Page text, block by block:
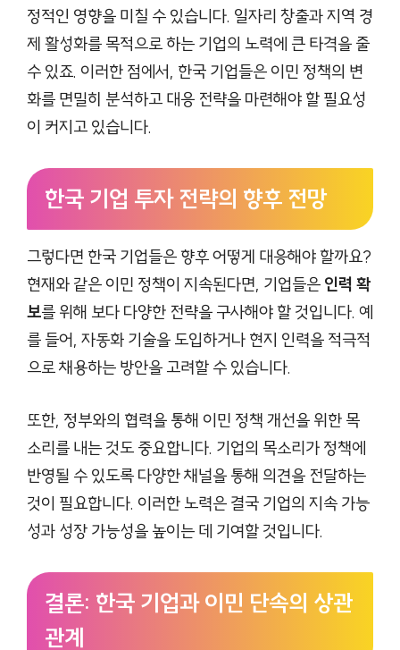
정적인 영향을 미칠 수 있습니다. 일자리 창출과 지역 경
제 활성화를 목적으로 하는 기업의 노력에 큰 타격을 줄
수 있죠. 이러한 점에서, 한국 기업들은 이민 정책의 변
화를 면밀히 분석하고 대응 전략을 마련해야 할 필요성
이 커지고 있습니다.
한국 기업 투자 전략의 향후 전망
그렇다면 한국 기업들은 향후 어떻게 대응해야 할까요?
현재와 같은 이민 정책이 지속된다면, 기업들은 인력 확
보를 위해 보다 다양한 전략을 구사해야 할 것입니다. 예
를 들어, 자동화 기술을 도입하거나 현지 인력을 적극적
으로 채용하는 방안을 고려할 수 있습니다.
또한, 정부와의 협력을 통해 이민 정책 개선을 위한 목
소리를 내는 것도 중요합니다. 기업의 목소리가 정책에
반영될 수 있도록 다양한 채널을 통해 의견을 전달하는
것이 필요합니다. 이러한 노력은 결국 기업의 지속 가능
성과 성장 가능성을 높이는 데 기여할 것입니다.
결론: 한국 기업과 이민 단속의 상관
관계